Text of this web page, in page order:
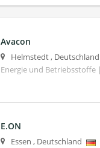
Avacon
Helmstedt, Deutschland
Energie und Betriebsstoffe
E.ON
Essen , Deutschland